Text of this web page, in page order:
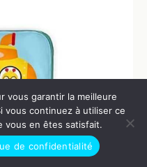
vous garantir la meilleure
vous continuez à utiliser ce
vous en êtes satisfait.
de confidentialité